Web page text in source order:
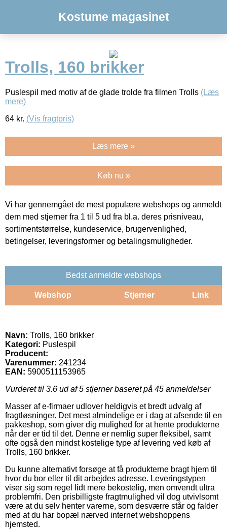
Kostume magasinet
Trolls, 160 brikker
Puslespil med motiv af de glade trolde fra filmen Trolls (Læs
mere)
64 kr. (Vis fragtpris)
Læs mere »
Køb nu »
Vi har gennemgået de mest populære webshops og anmeldt
dem med stjerner fra 1 til 5 ud fra bl.a. deres prisniveau,
sortimentstørrelse, kundeservice, brugervenlighed,
betingelser, leveringsformer og betalingsmuligheder.
Bedst anmeldte webshops
Webshop Stjerner Link
Navn: Trolls, 160 brikker
Kategori: Puslespil
Producent:
Varenummer: 241234
EAN: 5900511153965
Vurderet til 3.6 ud af 5 stjerner baseret på 45 anmeldelser
Masser af e-firmaer udlover heldigvis et bredt udvalg af
fragtløsninger. Det mest almindelige er i dag at afsende til en
pakkeshop, som giver dig mulighed for at hente produkterne
når der er tid til det. Denne er nemlig super fleksibel, samt
ofte også den mindst kostelige type af levering ved køb af
Trolls, 160 brikker.
Du kunne alternativt forsøge at få produkterne bragt hjem til
hvor du bor eller til dit arbejdes adresse. Leveringstypen
viser sig som regel lidt mere bekostelig, men omvendt ultra
problemfri. Den prisbilligste fragtmulighed vil dog utvivlsomt
være at du selv henter varerne, som desværre står og falder
med at du har bopæl nærved internet webshoppens
hjemsted.